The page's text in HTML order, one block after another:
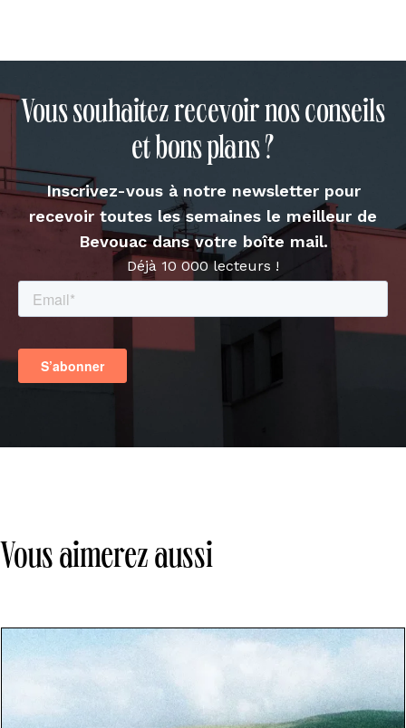
Vous souhaitez recevoir nos conseils
et bons plans ?
Inscrivez-vous à notre newsletter pour
recevoir toutes les semaines le meilleur de
Bevouac dans votre boîte mail.
Déjà 10 000 lecteurs !
Vous aimerez aussi